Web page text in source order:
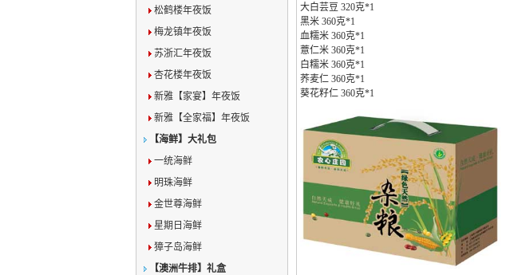
松鹤楼年夜饭
梅龙镇年夜饭
苏浙汇年夜饭
杏花楼年夜饭
新雅【家宴】年夜饭
新雅【全家福】年夜饭
【海鲜】大礼包
一统海鲜
明珠海鲜
金世尊海鲜
星期日海鲜
獐子岛海鲜
【澳洲牛排】礼盒
大白芸豆 320克*1
黑米 360克*1
血糯米 360克*1
薏仁米 360克*1
白糯米 360克*1
荞麦仁 360克*1
葵花籽仁 360克*1